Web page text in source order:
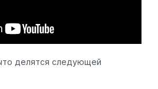
делятся следующей